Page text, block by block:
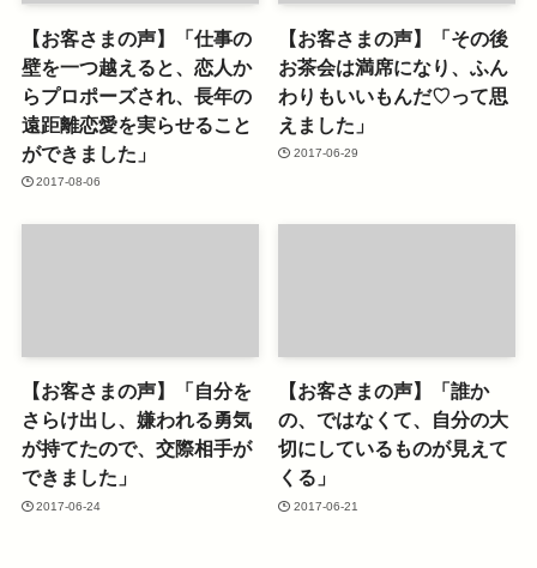
【お客さまの声】「仕事の
壁を一つ越えると、恋人か
らプロポーズされ、長年の
遠距離恋愛を実らせること
ができました」
2017-08-06
【お客さまの声】「その後
お茶会は満席になり、ふん
わりもいいもんだ♡って思
えました」
2017-06-29
【お客さまの声】「自分を
さらけ出し、嫌われる勇気
が持てたので、交際相手が
できました」
2017-06-24
【お客さまの声】「誰か
の、ではなくて、自分の大
切にしているものが見えて
くる」
2017-06-21